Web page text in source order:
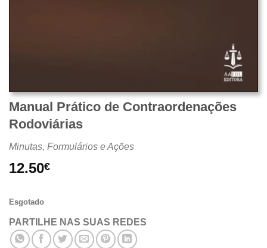
Manual Prático de Contraordenações
Rodoviárias
Minutas, Formulários e Ações
12.50€
Esgotado
PARTILHE NAS SUAS REDES